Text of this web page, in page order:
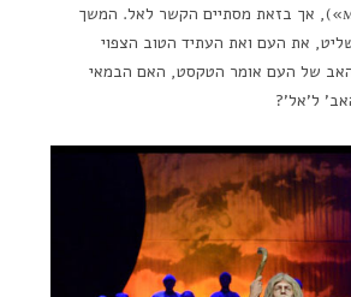
мольбы услышал»), אך בזאת מסתיים הקשר לאל. המשך
את העם ואת העתיד הטוב הצפוי
האב של העם אומר הטקסט, האם הבמאי
ל'אל'?